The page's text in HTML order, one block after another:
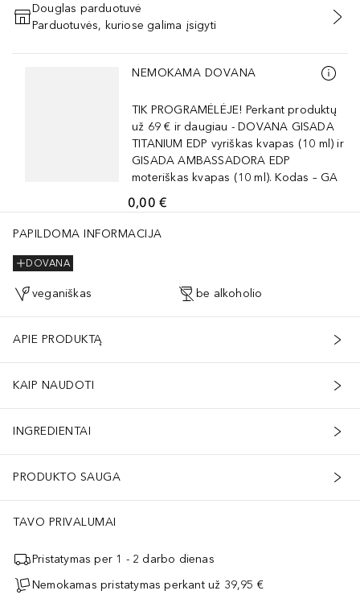
PRIDĖTI Į KREPŠELĮ
Douglas parduotuvė
Parduotuvės, kuriose galima įsigyti
Praleisti slankiklį
NEMOKAMA DOVANA
TIK PROGRAMĖLĖJE! Perkant produktų
už 69 € ir daugiau - DOVANA GISADA
TITANIUM EDP vyriškas kvapas (10 ml) ir
GISADA AMBASSADORA EDP
moteriškas kvapas (10 ml). Kodas – GA
0,00 €
PAPILDOMA INFORMACIJA
DOVANA
veganiškas be alkoholio
APIE PRODUKTĄ
KAIP NAUDOTI
INGREDIENTAI
PRODUKTO SAUGA
TAVO PRIVALUMAI
Pristatymas per 1 - 2 darbo dienas
Nemokamas pristatymas perkant už 39,95 €